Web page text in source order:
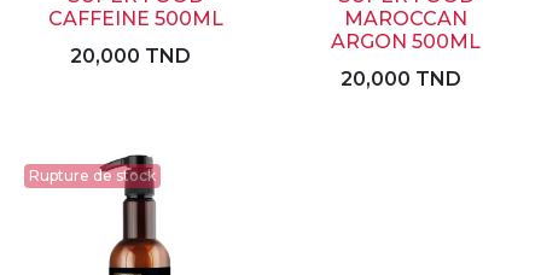
CAFFEINE 500ML
20,000 TND
MAROCCAN
ARGON 500ML
20,000 TND
Rupture de stock